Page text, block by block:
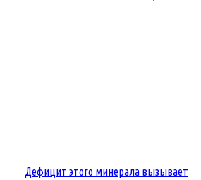
Дефицит этого минерала вызывает